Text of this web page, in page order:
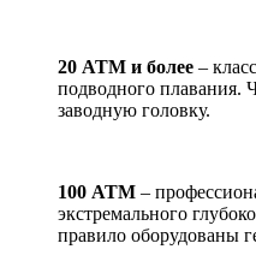
20 АТМ и более –
подводного плавания.
заводную головку.
100 АТМ –
экстремального
правило оборудованы